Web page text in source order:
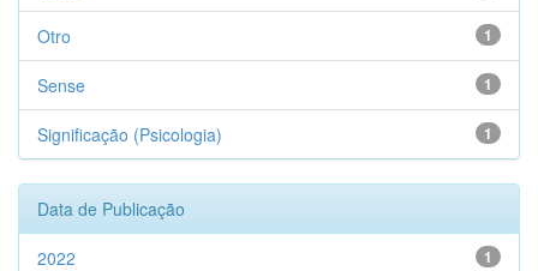
1
Otro
1
Sense
1
Significação (Psicologia)
Data de Publicação
1
2022